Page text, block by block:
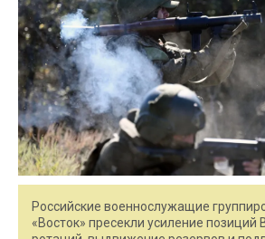
Российские военнослужащие
«Восток» пресекли усиление позиций